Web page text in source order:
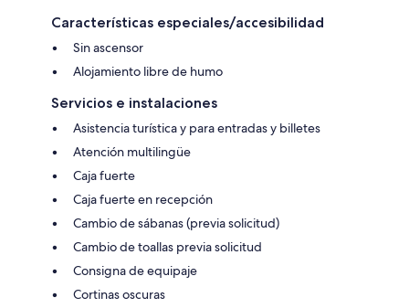
Características especiales/accesibilidad
Sin ascensor
Alojamiento libre de humo
Servicios e instalaciones
Asistencia turística y para entradas y billetes
Atención multilingüe
Caja fuerte
Caja fuerte en recepción
Cambio de sábanas (previa solicitud)
Cambio de toallas previa solicitud
Consigna de equipaje
Cortinas oscuras